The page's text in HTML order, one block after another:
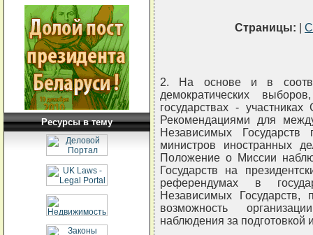
Ресурсы в тему
Страницы:
2. На основе и в
демократических
государствах -
Рекомендациями для
Независимых
министров иностранных
Положение о Миссии
Государств на
референдумах в
Независимых Государств,
возможность
наблюдения за